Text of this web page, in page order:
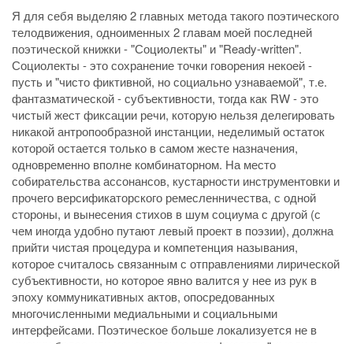
Я для себя выделяю 2 главных метода такого поэтического
телодвижения, одноименных 2 главам моей последней
поэтической книжки - "Социолекты" и "Ready-written".
Социолекты - это сохранение точки говорения некоей -
пусть и "чисто фиктивной, но социально узнаваемой", т.е.
фантазматической - субъективности, тогда как RW - это
чистый жест фиксации речи, которую нельзя делегировать
никакой антропообразной инстанции, неделимый остаток
которой остается только в самом жесте назначения,
одновременно вполне комбинаторном. На место
собирательства ассонансов, кустарности инструментовки и
прочего версификаторского ремесленничества, с одной
стороны, и вынесения стихов в шум социума с другой (с
чем иногда удобно путают левый проект в поэзии), должна
прийти чистая процедура и компетенция называния,
которое считалось связанным с отправлениями лирической
субъективности, но которое явно валится у нее из рук в
эпоху коммуникативных актов, опосредованных
многочисленными медиальными и социальными
интерфейсами. Поэтическое больше локализуется не в